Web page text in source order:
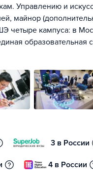
Управлению и
майнор
четыре кампуса: в
образовательная
3 в России
4 в России